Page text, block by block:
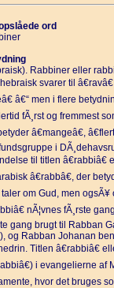
ord
Rabbiner eller
svarer til
â€“ men i flere
fÃ¸rst og fremmest
â€mangeâ€,
i
til titlen â€rabbiâ€
â€rabbâ€, der
om Gud, men ogsÃ¥
nÃ¦vnes fÃ¸rste
gang brugt til Rabban
og Rabban Johanan
Titlen â€rabbiâ€
i evangelierne
hvor det bruges